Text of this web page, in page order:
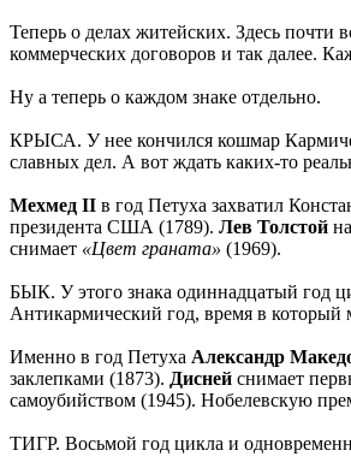
Теперь о делах житейских. Здесь почти
коммерческих договоров и так далее.
Ну а теперь о каждом знаке отдельно.
КРЫСА. У нее кончился кошмар
славных дел. А вот ждать каких-то
Мехмед II в год Петуха захватил
президента США (1789). Лев Толстой
снимает «Цвет граната» (1969).
БЫК. У этого знака одиннадцатый год
Антикармический год, время в который
Именно в год Петуха Александр
заклепками (1873). Дисней снимает
самоубийством (1945). Нобелевскую
ТИГР. Восьмой год цикла и